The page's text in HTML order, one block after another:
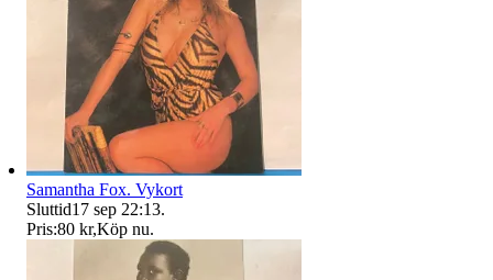
Samantha Fox. Vykort
Sluttid17 sep 22:13.
Pris:80 kr,Köp nu.